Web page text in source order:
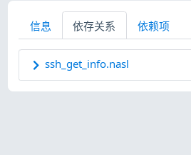
信息 依存关系 依赖项
ssh_get_info.nasl